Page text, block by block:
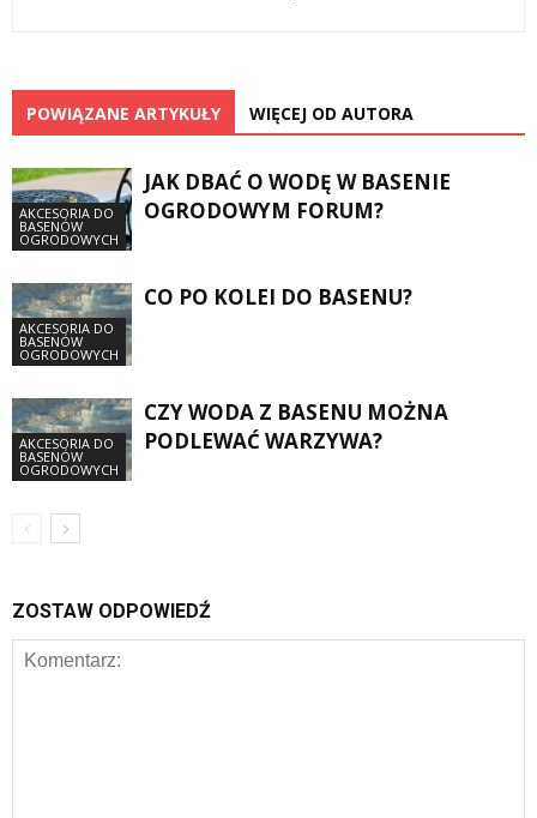
POWIĄZANE ARTYKUŁY WIĘCEJ OD AUTORA
AKCESORIA DO
BASENÓW
OGRODOWYCH
JAK DBAĆ O WODĘ W BASENIE
OGRODOWYM FORUM?
AKCESORIA DO
BASENÓW
OGRODOWYCH
CO PO KOLEI DO BASENU?
AKCESORIA DO
BASENÓW
OGRODOWYCH
CZY WODA Z BASENU MOŻNA
PODLEWAĆ WARZYWA?
ZOSTAW ODPOWIEDŹ